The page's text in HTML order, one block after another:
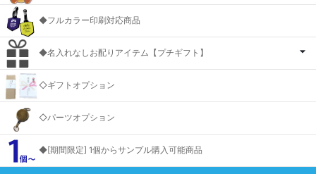
◆フルカラー印刷対応商品
◆名入れなしお配りアイテム【プチギフト】
◇ギフトオプション
◇パーツオプション
◆[期間限定] 1個からサンプル購入可能商品